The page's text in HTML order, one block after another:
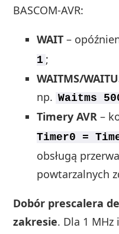
BASCOM‑AVR:
WAIT –
1 ;
WAITMS/
np. Waitms
Timery AVR –
Timer0 =
obsługą
powtarzalnych
Dobór prescalera
zakresie. Dla 1